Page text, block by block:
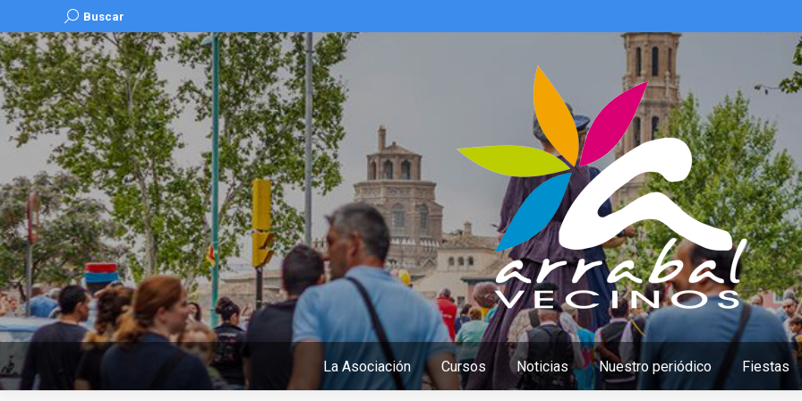
Buscar:
Buscar
La Asociación Cursos Noticias Nuestro periódico Fiestas